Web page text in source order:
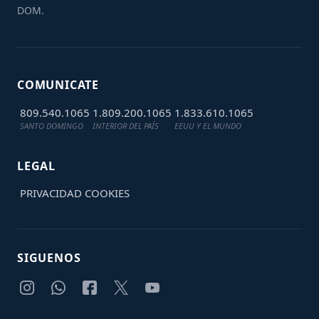
DOM.
COMUNICATE
809.540.1065
SANTO DOMINGO
1.809.200.1065
INTERIOR DEL PAÍS
1.833.610.1065
EEUU Y EL MUNDO
LEGAL
PRIVACIDAD COOKIES
SIGUENOS